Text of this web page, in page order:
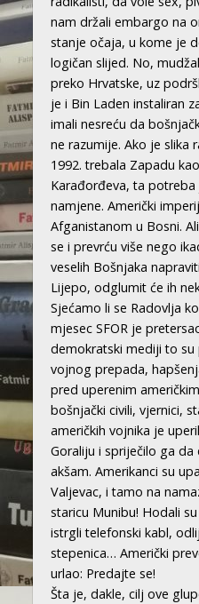
nam držali embargo na
stanje očaja, u kome je
logičan slijed. No,
preko Hrvatske, uz
je i Bin Laden instaliran
imali nesreću da
ne razumije. Ako je slika
1992. trebala Zapadu
Karađorđeva, ta
namjene. Američki
Afganistanom u Bosni.
se i prevrću više nego
veselih Bošnjaka
Lijepo, odglumit će ih
Sjećamo li se Radovlja
mjesec SFOR je
demokratski mediji to su
vojnog prepada,
pred uperenim
bošnjački civili, vjernici,
američkih vojnika je
Goraliju i spriječilo ga
akšam. Amerikanci su
Valjevac, i tamo na
staricu Munibu! Hodali
istrgli telefonski kabl,
stepenica… Američki
urlao: Predajte se!
Šta je, dakle, cilj ove